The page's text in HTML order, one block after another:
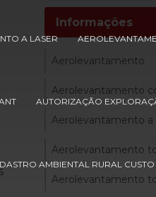
A LASER
AUTORIZAÇÃO
AMBIENTAL RURAL
Informações
Aerolevantamento
Aerolevantamento
Aerolevantamento a
Aerolevantamento
Aerolevantamento